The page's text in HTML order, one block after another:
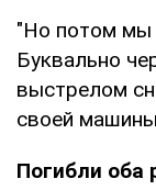
"Но потом мы
Буквально
выстрелом
своей
Погибли оба